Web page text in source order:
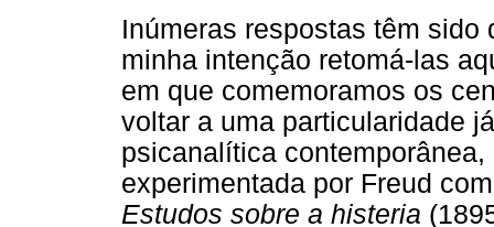
Inúmeras respostas têm
minha intenção retomá-las
em que comemoramos os
voltar a uma particularidade
psicanalítica
experimentada por Freud
Estudos sobre a histeria